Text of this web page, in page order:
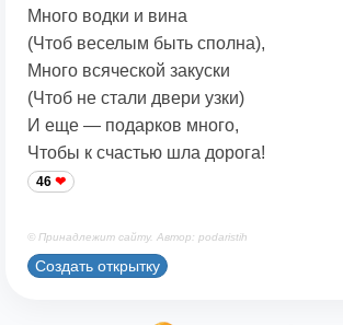
Много водки и вина
(Чтоб веселым быть сполна),
Много всяческой закуски
(Чтоб не стали двери узки)
И еще — подарков много,
Чтобы к счастью шла дорога!
46
© Принадлежит сайту. Автор: podaristih
Создать открытку